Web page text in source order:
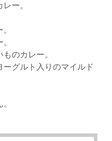
ー。
のカレー。
ーグルト入りのマイルド